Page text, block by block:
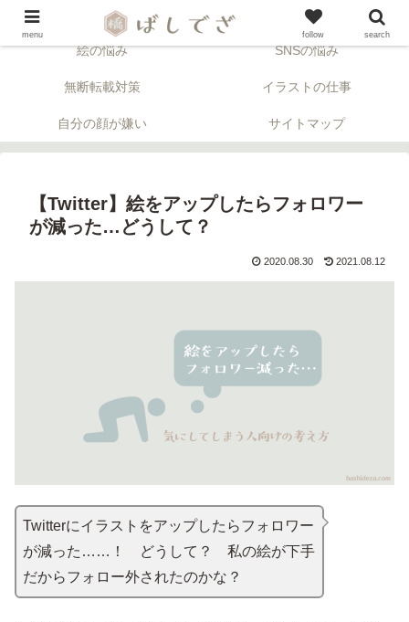
「顔」について考える似顔絵ブログ。※アフィリエイトリンクが含まれます。
絵の悩み SNSの悩み
無断転載対策 イラストの仕事
自分の顔が嫌い サイトマップ
【Twitter】絵をアップしたらフォロワー
が減った…どうして？
2020.08.30 2021.08.12
Twitterにイラストをアップしたらフォロワー
が減った……！ どうして？ 私の絵が下手
だからフォロー外されたのかな？
menu follow search